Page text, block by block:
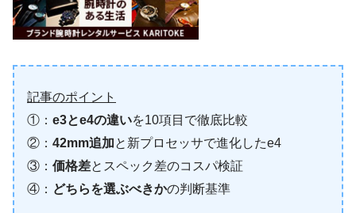
記事のポイント
①： e3とe4の違いを10項目で徹底比較
②： 42mm追加と新プロセッサで進化したe4
③： 価格差とスペック差のコスパ検証
④： どちらを選ぶべきかの判断基準